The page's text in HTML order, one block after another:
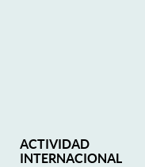
ACTIVIDAD
INTERNACIONAL